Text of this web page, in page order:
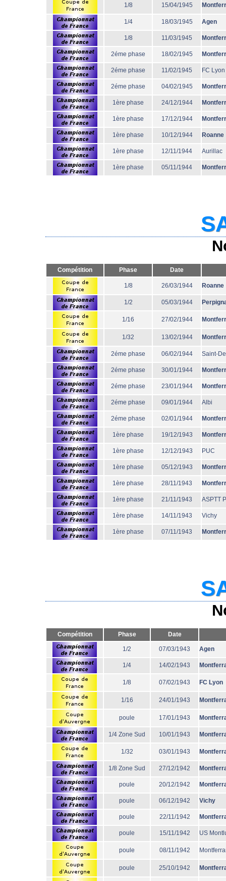
1/8 15/04/1945
1/4 18/03/1945 Agen
1/8 11/03/1945
2éme phase 18/02/1945
2éme phase 11/02/1945 FC Lyon
2éme phase 04/02/1945
1ère phase 24/12/1944
1ère phase 17/12/1944
1ère phase 10/12/1944 Roanne
1ère phase 12/11/1944 Aurillac
1ère phase 05/11/1944
Compétition Phase Date
1/8 26/03/1944 Roanne
1/2 05/03/1944
1/16 27/02/1944
1/32 13/02/1944
2éme phase 06/02/1944 Saint-
2éme phase 30/01/1944
2éme phase 23/01/1944
2éme phase 09/01/1944 Albi
2éme phase 02/01/1944
1ère phase 19/12/1943
1ère phase 12/12/1943 PUC
1ère phase 05/12/1943
1ère phase 28/11/1943
1ère phase 21/11/1943 ASPTT
1ère phase 14/11/1943 Vichy
1ère phase 07/11/1943
Compétition Phase Date
1/2 07/03/1943 Agen
1/4 14/02/1943
1/8 07/02/1943 FC Lyon
1/16 24/01/1943
poule 17/01/1943
1/4 Zone Sud 10/01/1943
1/32 03/01/1943
1/8 Zone Sud 27/12/1942
poule 20/12/1942
poule 06/12/1942 Vichy
poule 22/11/1942
poule 15/11/1942 US
poule 08/11/1942
poule 25/10/1942